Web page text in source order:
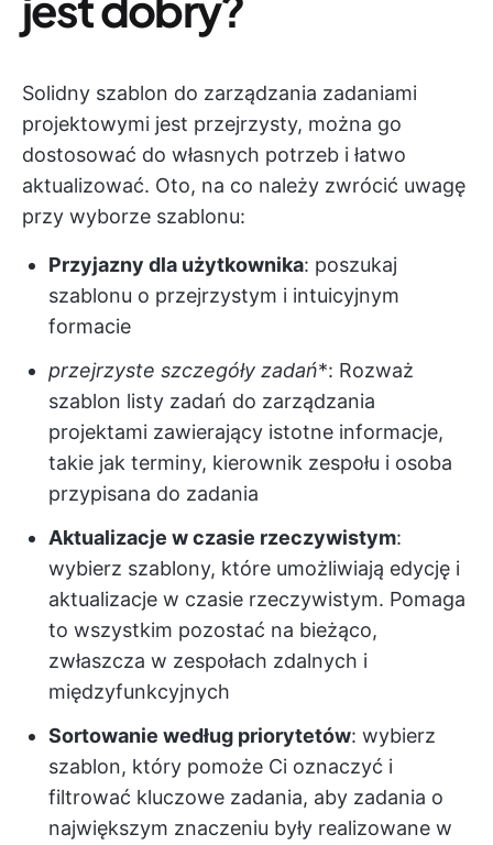
Solidny szablon do zarządzania zadaniami
projektowymi jest przejrzysty, można go
dostosować do własnych potrzeb i łatwo
aktualizować. Oto, na co należy zwrócić uwagę
przy wyborze szablonu:
Przyjazny dla użytkownika: poszukaj
szablonu o przejrzystym i intuicyjnym
formacie
przejrzyste szczegóły zadań*: Rozważ
szablon listy zadań do zarządzania
projektami zawierający istotne informacje,
takie jak terminy, kierownik zespołu i osoba
przypisana do zadania
Aktualizacje w czasie rzeczywistym:
wybierz szablony, które umożliwiają edycję i
aktualizacje w czasie rzeczywistym. Pomaga
to wszystkim pozostać na bieżąco,
zwłaszcza w zespołach zdalnych i
międzyfunkcyjnych
Sortowanie według priorytetów: wybierz
szablon, który pomoże Ci oznaczyć i
filtrować kluczowe zadania, aby zadania o
największym znaczeniu były realizowane w